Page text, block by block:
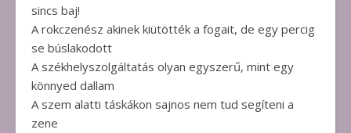
sincs baj!
A rokczenész akinek kiütötték a fogait, de egy percig
se búslakodott
A székhelyszolgáltatás olyan egyszerű, mint egy
könnyed dallam
A szem alatti táskákon sajnos nem tud segíteni a
zene